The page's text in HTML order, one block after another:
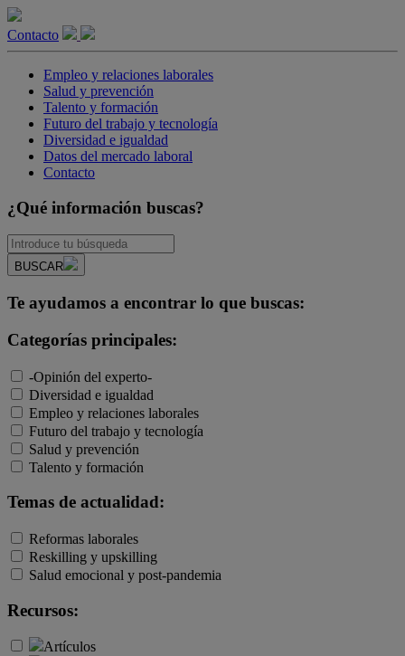
Contacto
Empleo y relaciones laborales
Salud y prevención
Talento y formación
Futuro del trabajo y tecnología
Diversidad e igualdad
Datos del mercado laboral
Contacto
¿Qué información buscas?
BUSCAR
Te ayudamos a encontrar lo que buscas:
Categorías principales:
-Opinión del experto-
Diversidad e igualdad
Empleo y relaciones laborales
Futuro del trabajo y tecnología
Salud y prevención
Talento y formación
Temas de actualidad:
Reformas laborales
Reskilling y upskilling
Salud emocional y post-pandemia
Recursos:
Artículos